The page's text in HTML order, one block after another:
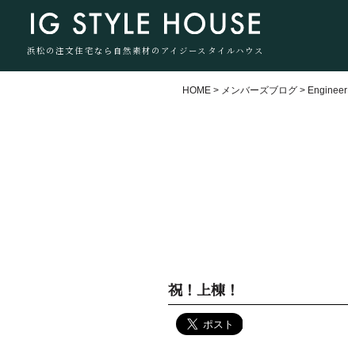
浜松の注文住宅なら自然素材のアイジースタイルハウス
HOME > メンバーズブログ > Engineer
祝！上棟！